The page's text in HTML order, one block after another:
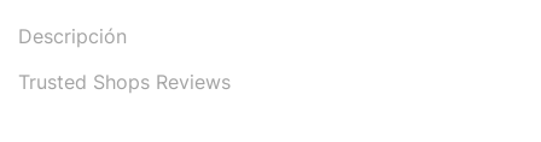
Descripción
Trusted Shops Reviews